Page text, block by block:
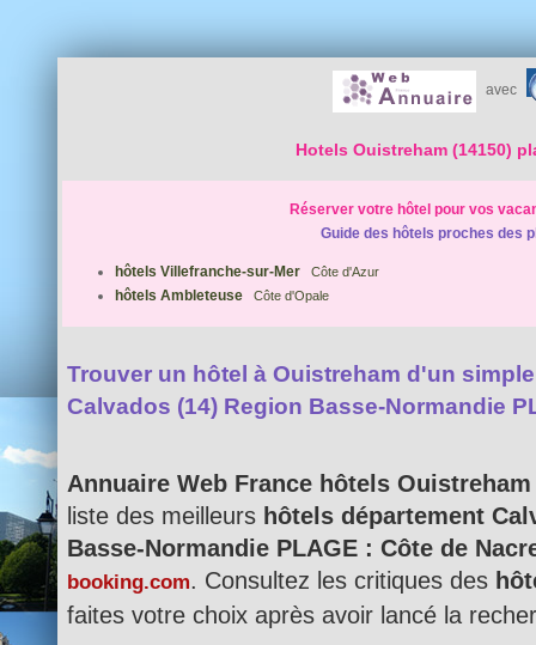
avec
Hotels Ouistreham (14150)
Réserver votre hôtel pour vos
Guide des hôtels proches des
hôtels Villefranche-sur-Mer Côte d'Azur
hôtels Ambleteuse Côte d'Opale
Trouver un hôtel à Ouistreham d'un
Calvados (14) Region Basse-Normandie
Annuaire Web France hôtels Ouistreham
liste des meilleurs hôtels département
Basse-Normandie PLAGE : Côte de
booking.com. Consultez les critiques des
faites votre choix après avoir lancé la